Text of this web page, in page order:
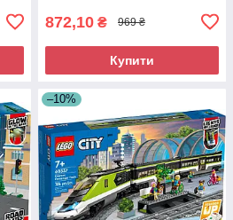
872,10 ₴ 969 ₴
Купити
–10%